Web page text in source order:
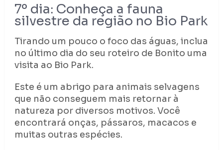
7º dia: Conheça a fauna
silvestre da região no Bio Park
Tirando um pouco o foco das águas, inclua
no último dia do seu roteiro de Bonito uma
visita ao Bio Park.
Este é um abrigo para animais selvagens
que não conseguem mais retornar à
natureza por diversos motivos. Você
encontrará onças, pássaros, macacos e
muitas outras espécies.